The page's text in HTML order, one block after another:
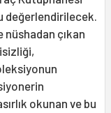
değerlendirilecek.
çıkan
okunan ve bu